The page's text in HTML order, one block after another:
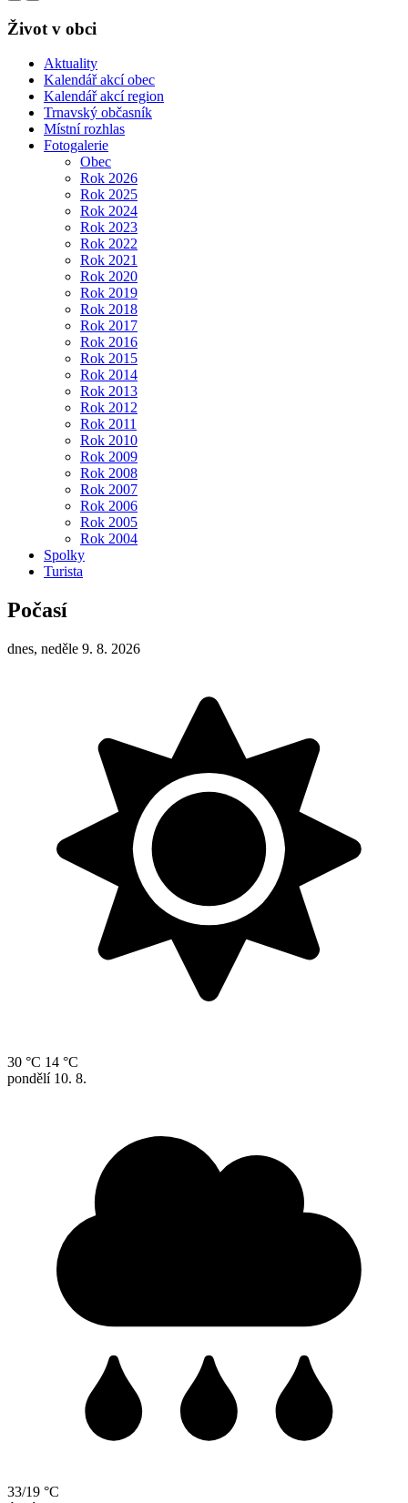
Život v obci
Aktuality
Kalendář akcí obec
Kalendář akcí region
Trnavský občasník
Místní rozhlas
Fotogalerie
Obec
Rok 2026
Rok 2025
Rok 2024
Rok 2023
Rok 2022
Rok 2021
Rok 2020
Rok 2019
Rok 2018
Rok 2017
Rok 2016
Rok 2015
Rok 2014
Rok 2013
Rok 2012
Rok 2011
Rok 2010
Rok 2009
Rok 2008
Rok 2007
Rok 2006
Rok 2005
Rok 2004
Spolky
Turista
Počasí
dnes, neděle 9. 8. 2026
30 °C 14 °C
pondělí 10. 8.
33/19 °C